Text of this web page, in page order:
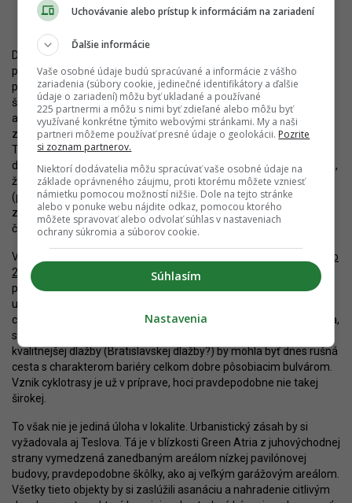
Trnavská cesta 68. Zdroj: s_form
Development predmetných pozemkov považujem za pozitívny
príklad transformácie nedostatočne využitých plôch, pričom nové
projekty prinesú ich lepšie využitie a zhodnotenie. S ohľadom na
šírkové pomery Trnavskej cesty je výška ôsmich podlaží hmotovo
akceptovateľná, hoci ide o čosi viac, ako je odporúčaná výška
z hľadiska „ľudskej mierky“ (do šesť podlaží). Aspoň táto časť
Trnavskej cesty bude pôsobiť o čosi mestotvornejšie. Ak bude na
dobrej úrovni aj architektúra, bude ulica aj príťažlivejšia. Oceňujem,
že oba projekty rátajú do veľkej miery s aktívnym parterom
(prízemným podlažím v kontakte s ulicou) a rešpektujú staršiu
zástavbu výškou a dodržiavaním uličnej a čiastočne aj stavebnej
čiary.
V okolí Trnavskej cesty v tejto sekcii aktuálne vzniká aj projekt
N!do
2 od IURISu, ktorý bude ďalším pozdvihnutím. Najviac by ju však
posunulo skvalitnenie verejných priestranstiev. Veľkorysý profil
ulice poskytuje dostatok možností pre vznik širších chodníkov,
cyklotrás (aj v parametroch cyklodiaľnice), pozdĺžneho parkovania,
stromoradí aj cesty s buspruhmi. Za predpokladu použitia
kvalitnejšej dlažby (Bratislavskej dlažby?) by mohla byť dnes rušná
cesta s charakterom bariéry celkom dobre pôsobiacim bulvárom.
Vznik cyklotrasy je už v príprave, hoci pravdepodobne nie takej
širokej.
To však nie je jediná úloha v lokalite. Urbanistický zásah by si
vyžadovala aj Teslova. Tá je v blízkosti Green Atria z juhovýchodnej
strany vymedzená zanedbaným areálom nízkej pavilónovej
budovy, pravdepodobne škôlky, ako aj veľkým garážovým areálom.
Všetky tieto objekty by si zaslúžili asanáciu a nahradenie citlivým
Uchovávanie alebo prístup k informáciám na zariadení
Ďalšie informácie
Vaše osobné údaje budú spracúvané a informácie z vášho
zariadenia (súbory cookie, jedinečné identifikátory a ďalšie
údaje o zariadení) môžu byť ukladané a používané
225 partnermi a môžu s nimi byť zdieľané alebo môžu byť
využívané konkrétne týmito webovými stránkami. My a naši
partneri môžeme používať presné údaje o geolokácii. Pozrite
si zoznam partnerov.
Niektorí dodávatelia môžu spracúvať vaše osobné údaje na
základe oprávneného záujmu, proti ktorému môžete vzniesť
námietku pomocou možností nižšie. Dole na tejto stránke
alebo v ponuke webu nájdite odkaz, pomocou ktorého
môžete spravovať alebo odvolať súhlas v nastaveniach
ochrany súkromia a súborov cookie.
Súhlasím
Nastavenia